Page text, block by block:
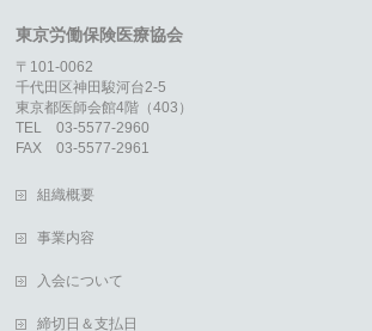
東京労働保険医療協会
〒101-0062
千代田区神田駿河台2-5
東京都医師会館4階（403）
TEL 03-5577-2960
FAX 03-5577-2961
組織概要
事業内容
入会について
締切日＆支払日